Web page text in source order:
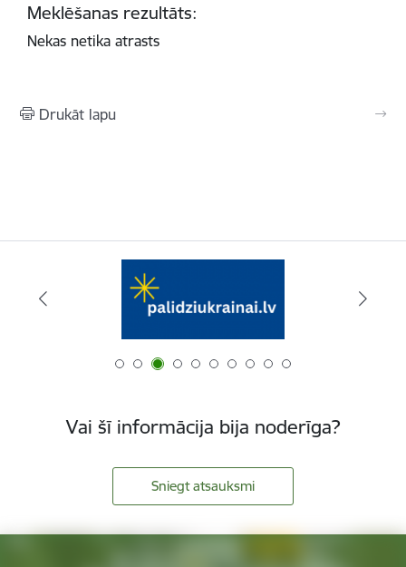
Meklēšanas rezultāts:
Nekas netika atrasts
Drukāt lapu
Vai šī informācija bija noderīga?
Sniegt atsauksmi